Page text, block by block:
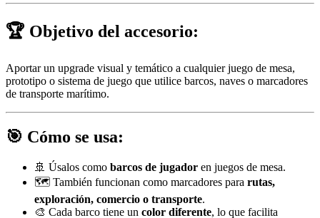
🏆 Objetivo del accesorio:
Aportar un upgrade visual y temático a cualquier juego de mesa,
prototipo o sistema de juego que utilice barcos, naves o marcadores
de transporte marítimo.
🎯 Cómo se usa:
🚢 Úsalos como barcos de jugador en juegos de mesa.
🗺️ También funcionan como marcadores para rutas,
exploración, comercio o transporte.
🎨 Cada barco tiene un color diferente, lo que facilita